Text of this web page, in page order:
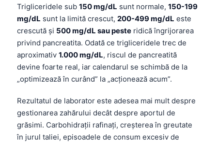
Trigliceridele sub 150 mg/dL sunt normale, 150-199
mg/dL sunt la limită crescut, 200-499 mg/dL este
crescută și 500 mg/dL sau peste ridică îngrijorarea
privind pancreatita. Odată ce trigliceridele trec de
aproximativ 1.000 mg/dL, riscul de pancreatită
devine foarte real, iar calendarul se schimbă de la
„optimizează în curând” la „acționează acum”.
Rezultatul de laborator este adesea mai mult despre
gestionarea zahărului decât despre aportul de
grăsimi. Carbohidrații rafinați, creșterea în greutate
în jurul taliei, episoadele de consum excesiv de